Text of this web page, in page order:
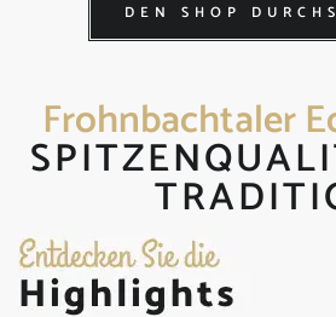
DEN SHOP
Frohnbachtaler